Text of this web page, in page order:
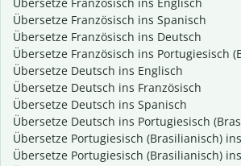
Übersetze Französisch ins Spanisch
Übersetze Französisch ins Deutsch
Übersetze Französisch ins Portugiesisch
Übersetze Deutsch ins Englisch
Übersetze Deutsch ins Französisch
Übersetze Deutsch ins Spanisch
Übersetze Deutsch ins Portugiesisch
Übersetze Portugiesisch (Brasilianisch)
Übersetze Portugiesisch (Brasilianisch)